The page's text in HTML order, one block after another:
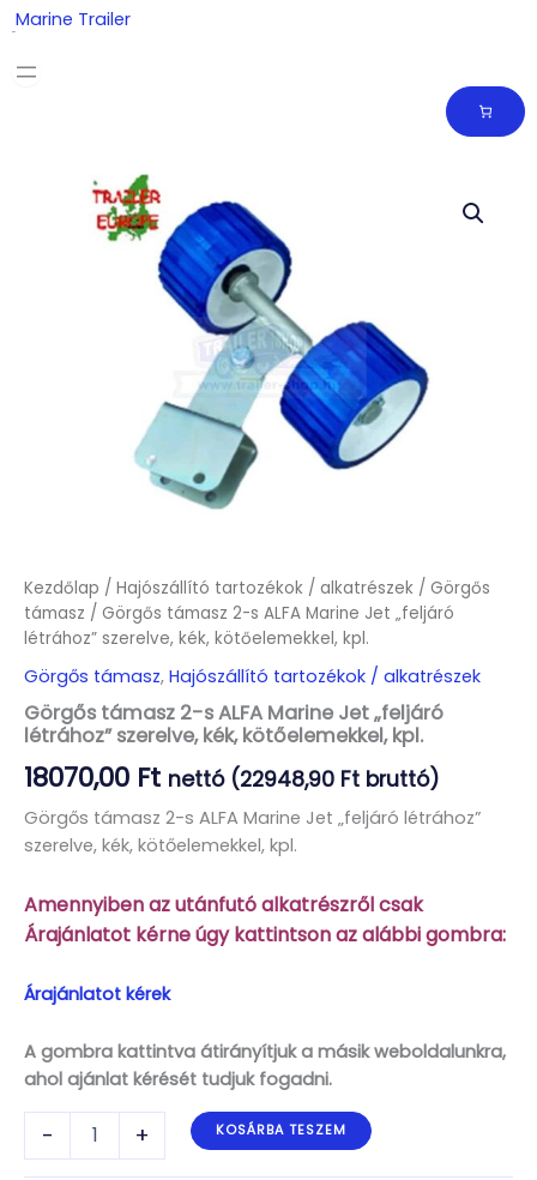
Skip
to
content
Marine Trailer
Kezdőlap / Hajószállító tartozékok / alkatrészek / Görgős
támasz / Görgős támasz 2-s ALFA Marine Jet „feljáró
létrához” szerelve, kék, kötőelemekkel, kpl.
Görgős támasz, Hajószállító tartozékok / alkatrészek
Görgős támasz 2-s ALFA Marine Jet „feljáró
létrához” szerelve, kék, kötőelemekkel, kpl.
18070,00 Ft nettó (22948,90 Ft bruttó)
Görgős támasz 2-s ALFA Marine Jet „feljáró létrához”
szerelve, kék, kötőelemekkel, kpl.
Amennyiben az utánfutó alkatrészről csak
Árajánlatot kérne úgy kattintson az alábbi gombra:
Árajánlatot kérek
A gombra kattintva átirányítjuk a másik weboldalunkra,
ahol ajánlat kérését tudjuk fogadni.
- + KOSÁRBA TESZEM